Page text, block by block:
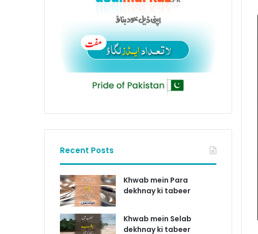
Recent Posts
Khwab mein Para
dekhnay ki tabeer
Khwab mein Selab
dekhnay ki tabeer